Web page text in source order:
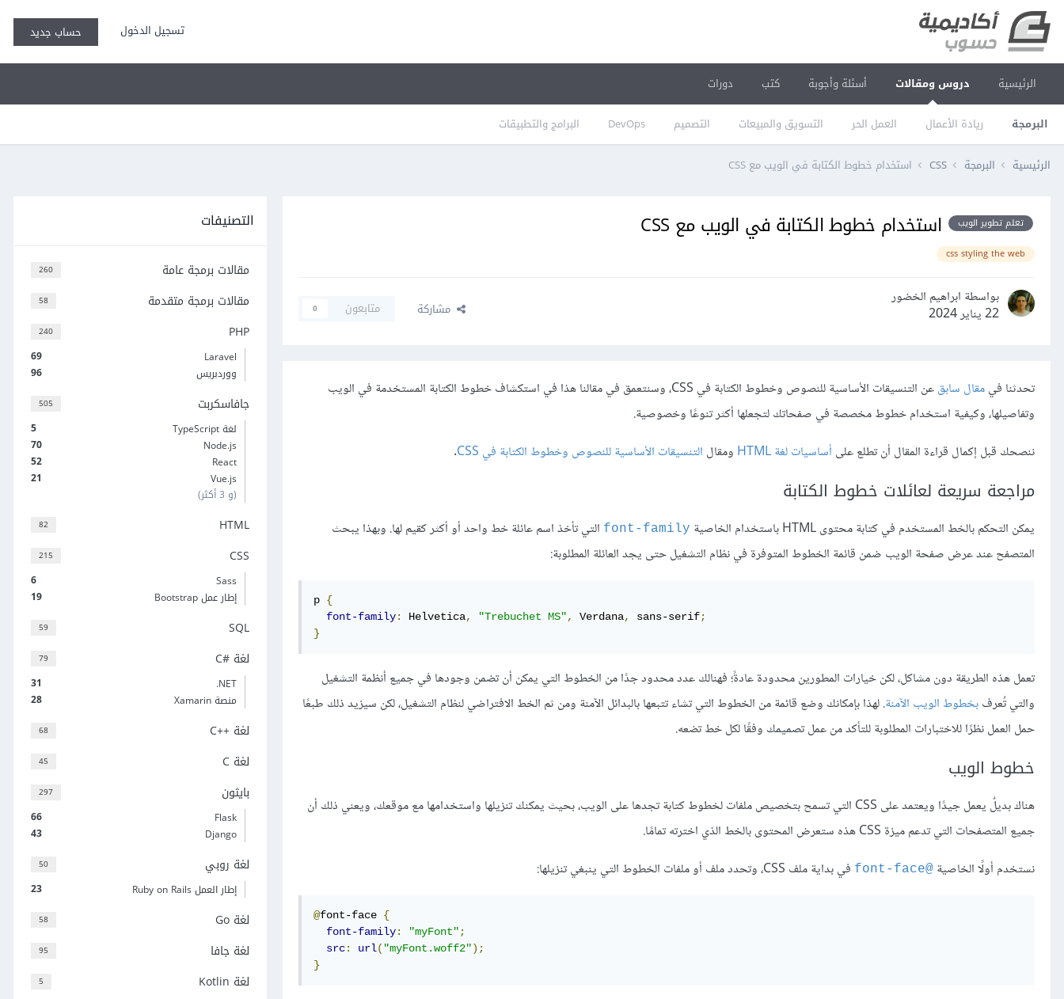
تسجيل الدخول حساب جديد
الرئيسية دروس ومقالات
البرمجة ريادة الأعمال العمل الحر التسويق والمبيعات التصميم DevOps البرامج والتطبيقات
أسئلة وأجوبة كتب دورات
الرئيسية البرمجة CSS استخدام خطوط الكتابة في الويب مع CSS
تعلم تطوير الويب استخدام خطوط الكتابة في الويب مع CSS
css styling the web
بواسطة ابراهيم الخضور
22 يناير 2024
مشاركة متابعون 0
تحدثنا فيمقال سابق
عن التنسيقات الأساسية للنصوص وخطوط الكتابة في CSS، وسنتعمق في مقالنا هذا في استكشاف خطوط الكتابة المستخدمة في الويب
وتفاصيلها، وكيفية استخدام خطوط مخصصة في صفحاتك لتجعلها أكثر تنوعًا وخصوصية.
ننصحك قبل إكمال قراءة المقال أن تطلع على أساسيات لغة HTML ومقال التنسيقات الأساسية للنصوص وخطوط الكتابة في CSS .
مراجعة سريعة لعائلات خطوط الكتابة
يمكن التحكم بالخط المستخدم في كتابة محتوى HTML باستخدام الخاصية font-family التي تأخذ اسم عائلة خط واحد أو أكثر كقيم لها. وبهذا يبحث
المتصفح عند عرض صفحة الويب ضمن قائمة الخطوط المتوفرة في نظام التشغيل حتى يجد العائلة المطلوبة:
p {
font-family: Helvetica, "Trebuchet MS", Verdana, sans-serif;
}
تعمل هذه الطريقة دون مشاكل، لكن خيارات المطورين محدودة عادةً؛ فهنالك عدد محدود جدًا من الخطوط التي يمكن أن تضمن وجودها في جميع أنظمة التشغيل
والتي تُعرفبخطوط الويب الآمنة. لهذا بإمكانك وضع قائمة من الخطوط التي تشاء تتبعها بالبدائل الآمنة ومن ثم الخط الافتراضي لنظام التشغيل، لكن سيزيد ذلك طبعًا
حمل العمل نظرًا للاختبارات المطلوبة للتأكد من عمل تصميمك وفقًا لكل خط تضعه.
خطوط الويب
هناك بديلٌ يعمل جيدًا ويعتمد على CSS التي تسمح بتخصيص ملفات لخطوط كتابة تجدها على الويب، بحيث يمكنك تنزيلها واستخدامها مع موقعك، ويعني ذلك أن
جميع المتصفحات التي تدعم ميزة CSS هذه ستعرض المحتوى بالخط الذي اخترته تمامًا.
نستخدم أولًا الخاصية @font-face في بداية ملف CSS، وتحدد ملف أو ملفات الخطوط التي ينبغي تنزيلها:
@font-face {
font-family: "myFont" ;
src: url( "myFont.woff2");
}
التصنيفات
260 مقالات برمجة عامة
58 مقالات برمجة متقدمة
240 PHP
69
Laravel
96
ووردبريس
505 جافاسكربت
5
لغة TypeScript
70
Node.js
52
React
21
Vue.js
(و 3 أكثر)
82 HTML
215 CSS
6
Sass
19
إطار عمل Bootstrap
59 SQL
79 لغة C#‎
31
‎.NET
28
منصة Xamarin
68 لغة C++‎
45 لغة C
297 بايثون
66
Flask
43
Django
50 لغة روبي
23 إطار العمل Ruby on Rails
58 لغة Go
95 لغة جافا
5 لغة Kotlin